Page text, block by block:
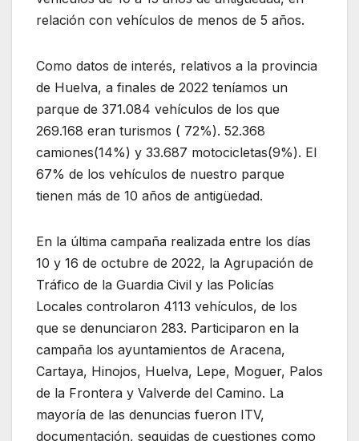
relación con vehículos de menos de 5 años.
Como datos de interés, relativos a la provincia
de Huelva, a finales de 2022 teníamos un
parque de 371.084 vehículos de los que
269.168 eran turismos ( 72%). 52.368
camiones(14%) y 33.687 motocicletas(9%). El
67% de los vehículos de nuestro parque
tienen más de 10 años de antigüedad.
En la última campaña realizada entre los días
10 y 16 de octubre de 2022, la Agrupación de
Tráfico de la Guardia Civil y las Policías
Locales controlaron 4113 vehículos, de los
que se denunciaron 283. Participaron en la
campaña los ayuntamientos de Aracena,
Cartaya, Hinojos, Huelva, Lepe, Moguer, Palos
de la Frontera y Valverde del Camino. La
mayoría de las denuncias fueron ITV,
documentación, seguidas de cuestiones como